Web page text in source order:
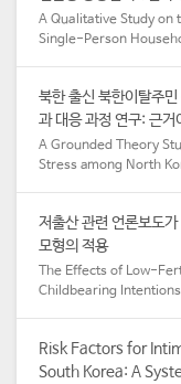
A Qualitative Study on
Single-Person
북한 출신 북한이탈주
과 대응 과정 연구: 근거
A Grounded Theory
Stress among North
저출산 관련 언론보도
모형의 적용
The Effects of Low-
Childbearing
Risk Factors for
South Korea: A